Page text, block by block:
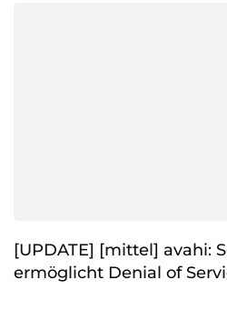
[UPDATE] [mittel] avahi:
ermöglicht Denial of